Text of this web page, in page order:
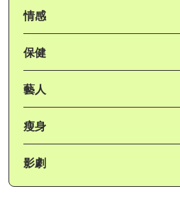
情感
保健
藝人
瘦身
影劇